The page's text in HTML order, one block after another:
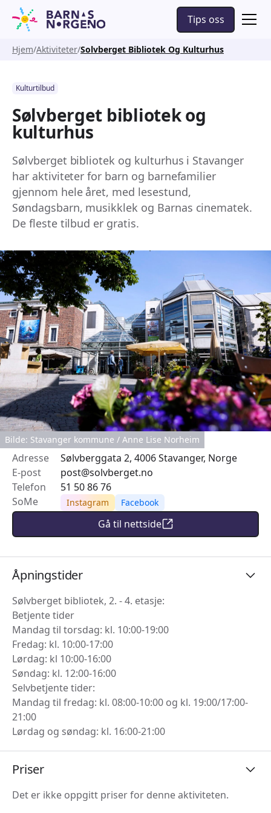
Tips oss
Hjem Aktiviteter Solvberget Bibliotek Og Kulturhus
Kulturtilbud
Sølvberget bibliotek og
kulturhus
Sølvberget bibliotek og kulturhus i Stavanger
har aktiviteter for barn og barnefamilier
gjennom hele året, med lesestund,
Søndagsbarn, musikklek og Barnas cinematek.
De fleste tilbud er gratis.
Bilde: Stavanger kommune / Anne Lise Norheim
Adresse
Sølvberggata 2, 4006 Stavanger, Norge
E-post
post@solvberget.no
Telefon
51 50 86 76
SoMe
Instagram Facebook
Gå til nettside
Åpningstider
Sølvberget bibliotek, 2. - 4. etasje:
Betjente tider
Mandag til torsdag: kl. 10:00-19:00
Fredag: kl. 10:00-17:00
Lørdag: kl 10:00-16:00
Søndag: kl. 12:00-16:00
Selvbetjente tider:
Mandag til fredag: kl. 08:00-10:00 og kl. 19:00/17:00-
21:00
Lørdag og søndag: kl. 16:00-21:00
Priser
Det er ikke oppgitt priser for denne aktiviteten.